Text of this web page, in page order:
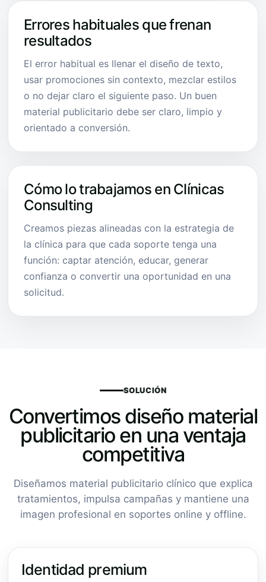
Errores habituales que frenan
resultados
El error habitual es llenar el diseño de texto,
usar promociones sin contexto, mezclar estilos
o no dejar claro el siguiente paso. Un buen
material publicitario debe ser claro, limpio y
orientado a conversión.
Cómo lo trabajamos en Clínicas
Consulting
Creamos piezas alineadas con la estrategia de
la clínica para que cada soporte tenga una
función: captar atención, educar, generar
confianza o convertir una oportunidad en una
solicitud.
SOLUCIÓN
Convertimos diseño material
publicitario en una ventaja
competitiva
Diseñamos material publicitario clínico que explica
tratamientos, impulsa campañas y mantiene una
imagen profesional en soportes online y offline.
Identidad premium